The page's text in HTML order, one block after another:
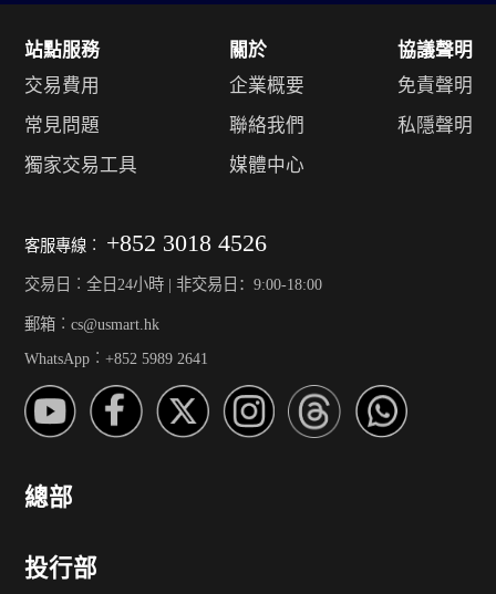
站點服務
交易費用
常見問題
獨家交易工具
關於
企業概要
聯絡我們
媒體中心
協議聲明
免責聲明
私隱聲明
客服專線︰ +852 3018 4526
交易日︰全日24小時 | 非交易日：9:00-18:00
郵箱︰cs@usmart.hk
WhatsApp︰+852 5989 2641
總部
投行部